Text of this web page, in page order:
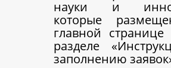
науки и
которые
главной
разделе
заполнению